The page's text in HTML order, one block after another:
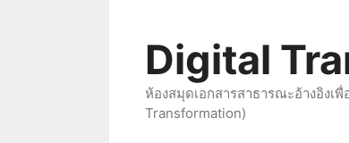
Digital
ห้องสมุดเอกสารสาธารณะอ้างอิงเ
Transformation)